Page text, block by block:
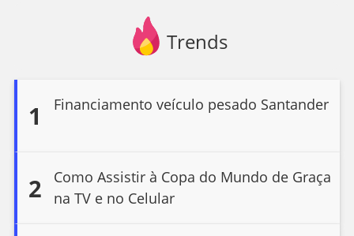
Trends
1 Financiamento veículo pesado Santander
2
Como Assistir à Copa do Mundo de Graça
na TV e no Celular